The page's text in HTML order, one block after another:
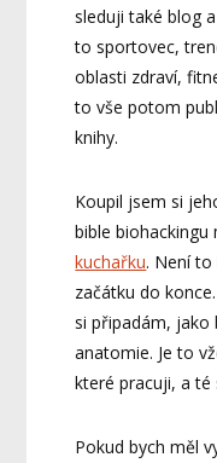
sleduji také blog
to sportovec,
oblasti zdraví,
to vše potom
knihy.
Koupil jsem si
bible
kuchařku. Není
začátku do
si připadám, jako
anatomie. Je to
které pracuji, a té
Pokud bych měl